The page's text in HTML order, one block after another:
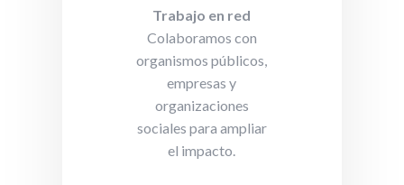
Trabajo en red
Colaboramos con
organismos públicos,
empresas y
organizaciones
sociales para ampliar
el impacto.